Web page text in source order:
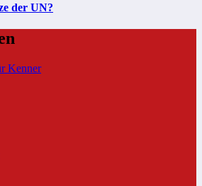
der UN?
Kenner